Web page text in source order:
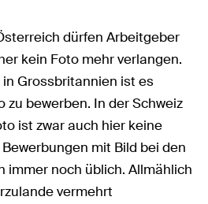
dürfen Arbeitgeber
kein Foto mehr verlangen.
in Grossbritannien ist es
zu bewerben. In der Schweiz
ist zwar auch hier keine
mit Bild bei den
immer noch üblich. Allmählich
vermehrt